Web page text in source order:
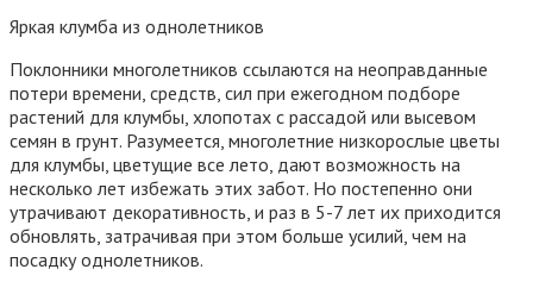
Яркая клумба из однолетников
Поклонники многолетников ссылаются на неоправданные
потери времени, средств, сил при ежегодном подборе
растений для клумбы, хлопотах с рассадой или высевом
семян в грунт. Разумеется, многолетние низкорослые цветы
для клумбы, цветущие все лето, дают возможность на
несколько лет избежать этих забот. Но постепенно они
утрачивают декоративность, и раз в 5-7 лет их приходится
обновлять, затрачивая при этом больше усилий, чем на
посадку однолетников.